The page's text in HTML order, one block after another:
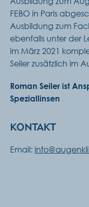
FEBO in Paris
Ausbildung zum
ebenfalls unter der
im März 2021
Seiler zusätzlich im
Roman Seiler ist
Speziallinsen
KONTAKT
Email: